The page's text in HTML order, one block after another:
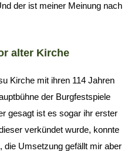
der ist meiner Meinung nach
alter Kirche
Kirche mit ihren 114 Jahren
der Burgfestspiele
gesagt ist es sogar ihr erster
verkündet wurde, konnte
die Umsetzung gefällt mir aber